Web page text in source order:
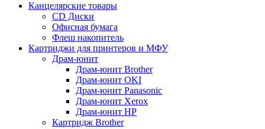
Канцелярские товары
CD Диски
Офисная бумага
Флеш накопитель
Картриджи для принтеров и МФУ
Драм-юнит
Драм-юнит Brother
Драм-юнит OKI
Драм-юнит Panasonic
Драм-юнит Xerox
Драм-юнит НР
Картридж Brother